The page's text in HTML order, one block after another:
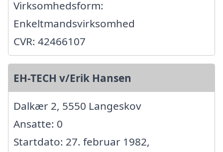
Virksomhedsform:
Enkeltmandsvirksomhed
CVR: 42466107
EH-TECH v/Erik Hansen
Dalkær 2, 5550 Langeskov
Ansatte: 0
Startdato: 27. februar 1982,